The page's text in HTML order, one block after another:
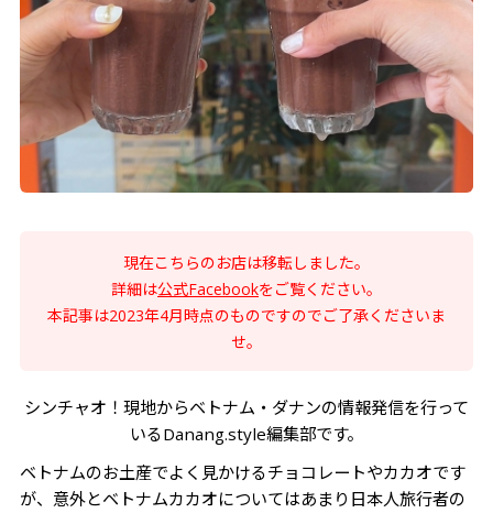
現在こちらのお店は移転しました。​
​詳細は公式Facebookをご覧ください。​
​本記事は2023年4月時点のものですのでご了承くださいま
せ。
シンチャオ！現地からベトナム・ダナンの情報発信を行って
いるDanang.style編集部です。
ベトナムのお土産でよく見かけるチョコレートやカカオです
が、意外とベトナムカカオについてはあまり日本人旅行者の